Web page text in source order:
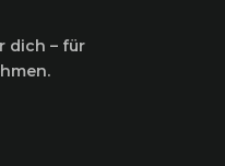
dich – für